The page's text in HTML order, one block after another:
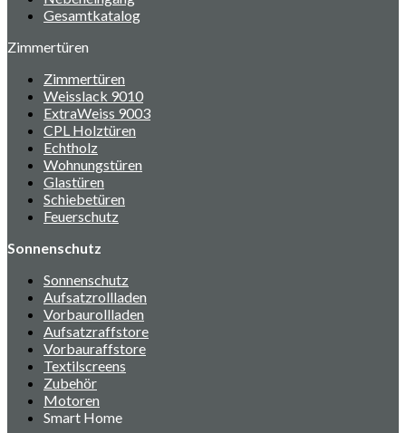
Gesamtkatalog
Zimmertüren
Zimmertüren
Weisslack 9010
ExtraWeiss 9003
CPL Holztüren
Echtholz
Wohnungstüren
Glastüren
Schiebetüren
Feuerschutz
Sonnenschutz
Sonnenschutz
Aufsatzrollladen
Vorbaurollladen
Aufsatzraffstore
Vorbauraffstore
Textilscreens
Zubehör
Motoren
Smart Home